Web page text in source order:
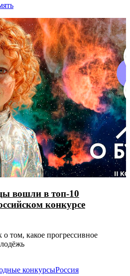
вошли в топ-10
конкурсе
том, какое прогрессивное
конкурсыРоссия